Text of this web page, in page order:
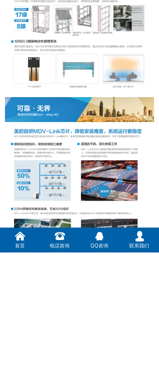
낀
首页
뀰
电话咨询
뀩
QQ咨询
넙
联系我们